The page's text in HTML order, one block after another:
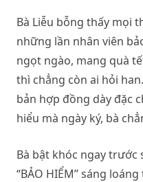
Bà Liễu bỗng thấy mọi
những lần nhân viên
ngọt ngào, mang quà
thì chẳng còn ai hỏi
bản hợp đồng dày đặc
hiểu mà ngày ký, bà
Bà bật khóc ngay
“BẢO HIỂM” sáng